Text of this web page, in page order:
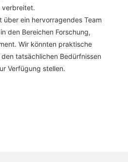
verbreitet.
über ein hervorragendes Team
den Bereichen Forschung,
Wir könnten praktische
tatsächlichen Bedürfnissen
Verfügung stellen.